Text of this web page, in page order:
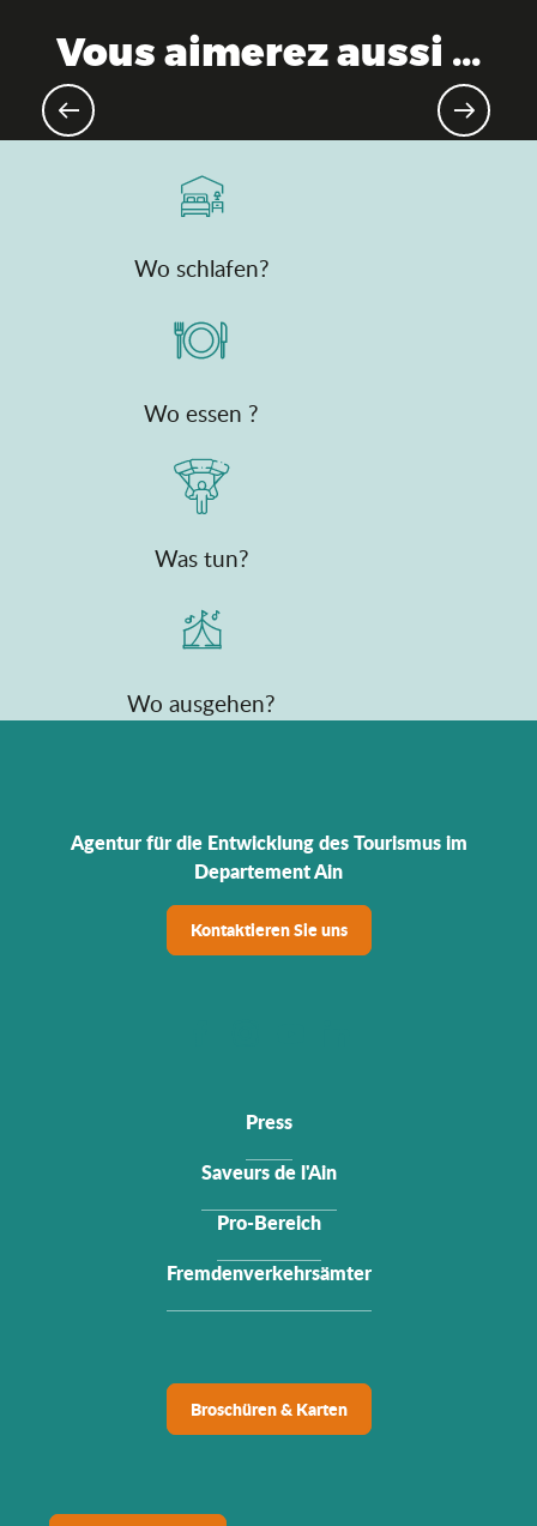
Vous aimerez aussi ...
Wo schlafen?
Wo essen ?
Was tun?
Wo ausgehen?
Agentur für die Entwicklung des Tourismus im
Departement Ain
Kontaktieren Sie uns
Press
Saveurs de l'Ain
Pro-Bereich
Fremdenverkehrsämter
Broschüren & Karten